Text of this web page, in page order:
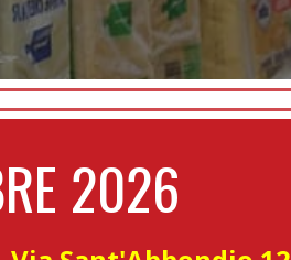
2026